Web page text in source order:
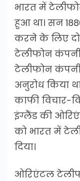
भारत में
हुआ था। सन
करने के लिए दो
टेलीफोन
टेलीफोन
अनुरोध किया
काफी विचार-
इंग्लैंड की
को भारत में
दिया।
ओरिएंटल